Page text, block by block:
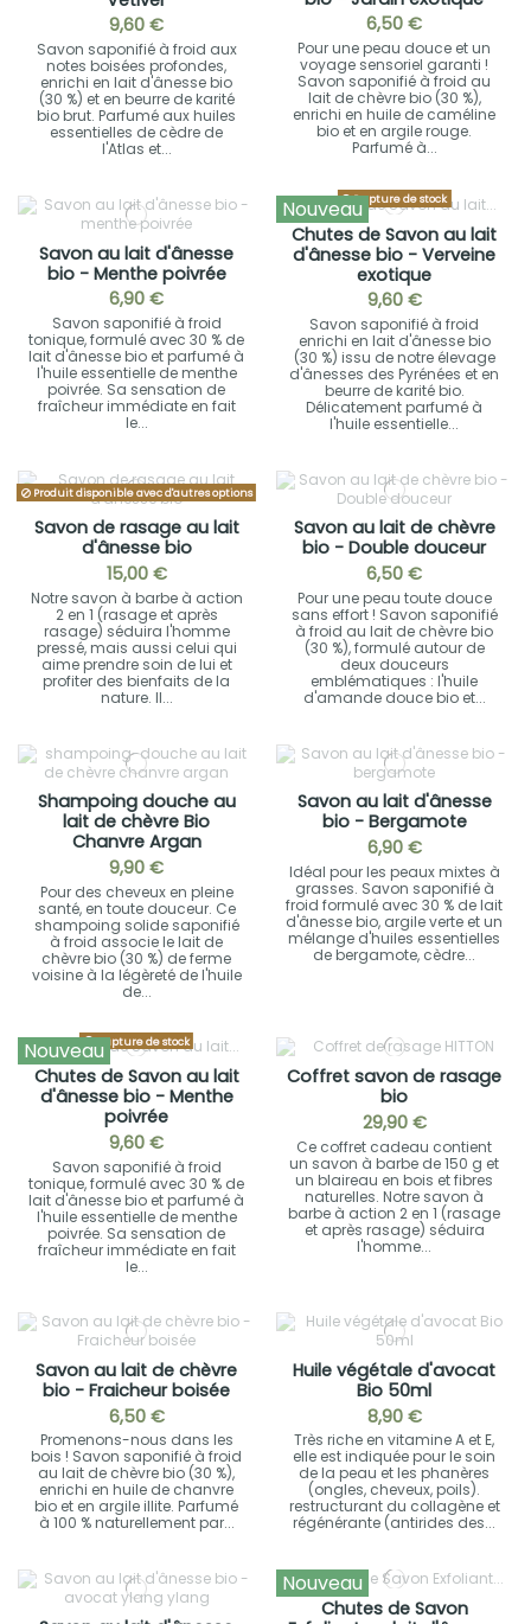
9,60 €
Savon saponifié à froid aux
notes boisées profondes,
enrichi en lait d'ânesse bio
(30 %) et en beurre de karité
bio brut. Parfumé aux huiles
essentielles de cèdre de
l'Atlas et...
6,50 €
Pour une peau douce et un
voyage sensoriel garanti !
Savon saponifié à froid au
lait de chèvre bio (30 %),
enrichi en huile de caméline
bio et en argile rouge.
Parfumé à...
Savon au lait d'ânesse
bio - Menthe poivrée
6,90 €
Savon saponifié à froid
tonique, formulé avec 30 % de
lait d'ânesse bio et parfumé à
l'huile essentielle de menthe
poivrée. Sa sensation de
fraîcheur immédiate en fait
le...
NouveauRupture de stock
Chutes de Savon au lait
d'ânesse bio - Verveine
exotique
9,60 €
Savon saponifié à froid
enrichi en lait d'ânesse bio
(30 %) issu de notre élevage
d'ânesses des Pyrénées et en
beurre de karité bio.
Délicatement parfumé à
l'huile essentielle...
Produit disponible avec d'autres options
Savon de rasage au lait
d'ânesse bio
15,00 €
Notre savon à barbe à action
2 en 1 (rasage et après
rasage) séduira l'homme
pressé, mais aussi celui qui
aime prendre soin de lui et
profiter des bienfaits de la
nature. Il...
Savon au lait de chèvre
bio - Double douceur
6,50 €
Pour une peau toute douce
sans effort ! Savon saponifié
à froid au lait de chèvre bio
(30 %), formulé autour de
deux douceurs
emblématiques : l'huile
d'amande douce bio et...
Shampoing douche au
lait de chèvre Bio
Chanvre Argan
9,90 €
Pour des cheveux en pleine
santé, en toute douceur. Ce
shampoing solide saponifié
à froid associe le lait de
chèvre bio (30 %) de ferme
voisine à la légèreté de l'huile
de...
Savon au lait d'ânesse
bio - Bergamote
6,90 €
Idéal pour les peaux mixtes à
grasses. Savon saponifié à
froid formulé avec 30 % de lait
d'ânesse bio, argile verte et un
mélange d'huiles essentielles
de bergamote, cèdre...
NouveauRupture de stock
Chutes de Savon au lait
d'ânesse bio - Menthe
poivrée
9,60 €
Savon saponifié à froid
tonique, formulé avec 30 % de
lait d'ânesse bio et parfumé à
l'huile essentielle de menthe
poivrée. Sa sensation de
fraîcheur immédiate en fait
le...
Coffret savon de rasage
bio
29,90 €
Ce coffret cadeau contient
un savon à barbe de 150 g et
un blaireau en bois et fibres
naturelles. Notre savon à
barbe à action 2 en 1 (rasage
et après rasage) séduira
l'homme...
Savon au lait de chèvre
bio - Fraicheur boisée
6,50 €
Promenons-nous dans les
bois ! Savon saponifié à froid
au lait de chèvre bio (30 %),
enrichi en huile de chanvre
bio et en argile illite. Parfumé
à 100 % naturellement par...
Huile végétale d'avocat
Bio 50ml
8,90 €
Très riche en vitamine A et E,
elle est indiquée pour le soin
de la peau et les phanères
(ongles, cheveux, poils).
restructurant du collagène et
régénérante (antirides des...
Nouveau
Chutes de Savon